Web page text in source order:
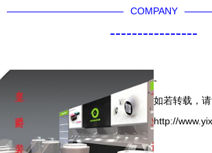
COMPANY
----------------
-
如若转载，请
http://